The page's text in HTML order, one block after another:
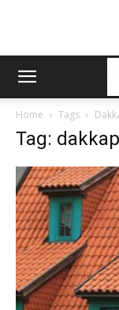
Home Tags
Tag: